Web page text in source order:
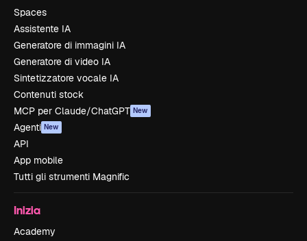
Spaces
Assistente IA
Generatore di immagini IA
Generatore di video IA
Sintetizzatore vocale IA
Contenuti stock
MCP per Claude/ChatGPT New
Agenti New
API
App mobile
Tutti gli strumenti Magnific
Inizia
Academy